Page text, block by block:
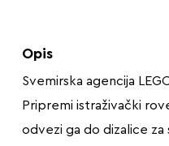
Opis
Svemirska agencija
Pripremi istraživački
odvezi ga do dizalice za